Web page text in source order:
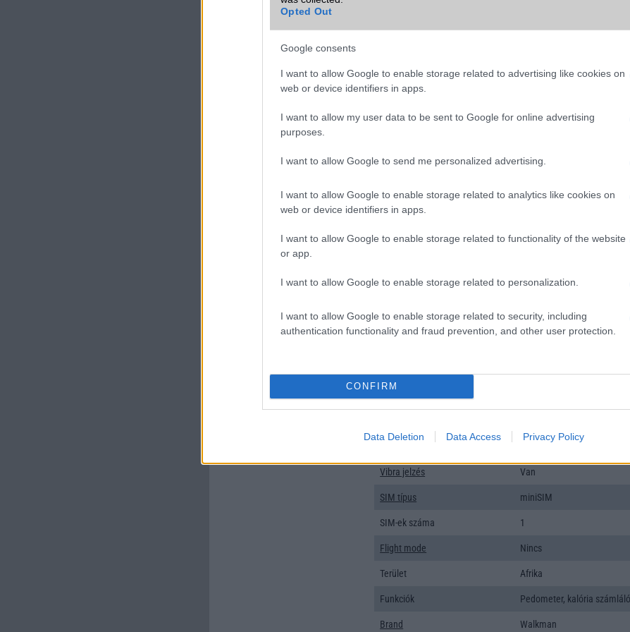
Opted Out
Google consents
I want to allow Google to enable storage related to advertising like cookies on
web or device identifiers in apps.
I want to allow my user data to be sent to Google for online advertising
purposes.
I want to allow Google to send me personalized advertising.
I want to allow Google to enable storage related to analytics like cookies on
web or device identifiers in apps.
I want to allow Google to enable storage related to functionality of the website
or app.
I want to allow Google to enable storage related to personalization.
I want to allow Google to enable storage related to security, including
authentication functionality and fraud prevention, and other user protection.
CONFIRM
Data Deletion Data Access Privacy Policy
AKKUMULÁTOR
ALKALMAZÁSOK ÉS ÉRZÉKELŐK
Java 2,x MIDP
Organizer Van
Iránytũ
EGYÉB
Vibra jelzés Van
SIM típus miniSIM
SIM-ek száma 1
Flight mode Nincs
Terület Afrika
Funkciók Pedometer, kalória számláló
Brand Walkman